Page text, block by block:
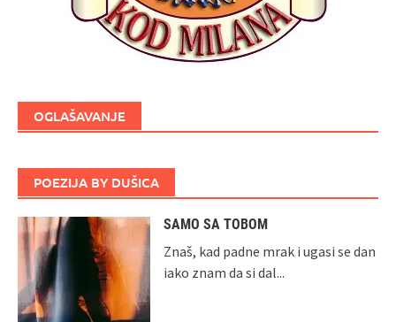
OGLAŠAVANJE
POEZIJA BY DUŠICA
SAMO SA TOBOM
Znaš, kad padne mrak i ugasi se dan
iako znam da si dal...